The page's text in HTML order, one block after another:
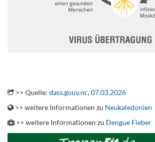
>> Quelle: dass.gouv.nc, 07.03.2026
>> weitere Informationen zu Neukaledonien
>> weitere Informationen zu Dengue Fieber